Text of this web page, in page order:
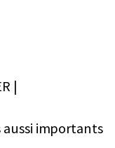
|
importants